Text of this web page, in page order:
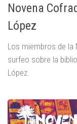
Novena
López
Los miembros de la
surfeo sobre la
López.